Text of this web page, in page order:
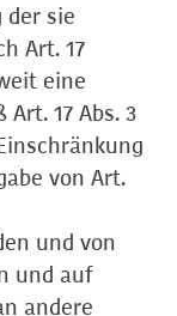
der sie
Art. 17
eine
17 Abs. 3
von Art.
und von
und auf
andere